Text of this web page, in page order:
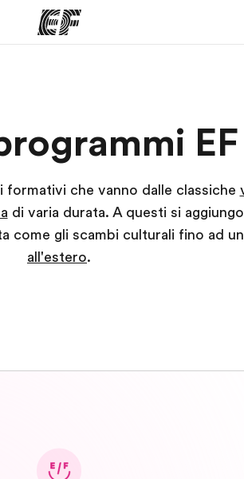
l'ufficio più vicino La nostra
EF
che vanno dalle classiche
di varia durata. A questi si
come gli scambi culturali fino ad un
all'estero.